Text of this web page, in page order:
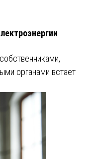
органами встает